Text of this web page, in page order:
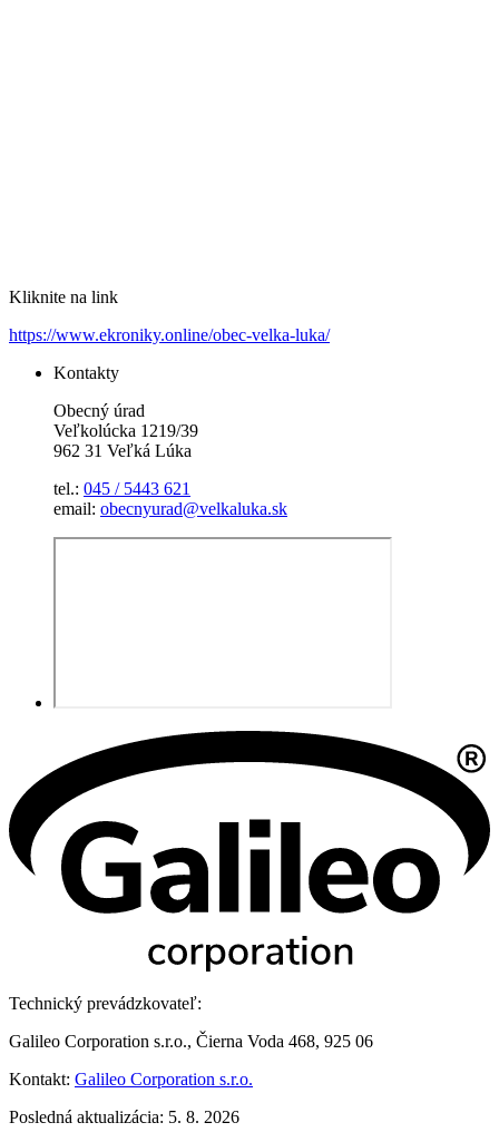
Kliknite na link
https://www.ekroniky.online/obec-velka-luka/
Kontakty
Obecný úrad
Veľkolúcka 1219/39
962 31 Veľká Lúka
tel.: 045 / 5443 621
email: obecnyurad@velkaluka.sk
Technický prevádzkovateľ:
Galileo Corporation s.r.o., Čierna Voda 468, 925 06
Kontakt: Galileo Corporation s.r.o.
Posledná aktualizácia: 5. 8. 2026